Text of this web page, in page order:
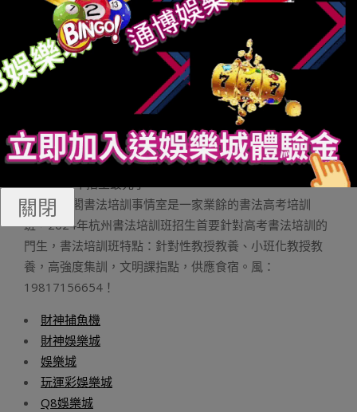
長傳鍵：激起射門操作，射門的弧線比較高，按住的
時間長短，決定射門力量的若干。L1鍵：下降射出足球的
高度。R2鍵：提高射出足球的高度。
戍守球員堅持肯定間隔，望著AI在那里扭啊扭啊，就
像AI 中后衛盯防你那樣。若是你還有空閑，可以思量按RB
招呼減弱版基友來騷擾AI。
廣而告之
杭州書法高考培訓班2023年招生最百家樂機率先了20百家
樂技巧23年招生最先了
杭州看崖閣書法培訓事情室是一家業餘的書法高考培訓
班，2024年杭州書法培訓班招生首要針對高考書法培訓的
門生，書法培訓班特點：針對性教授教養、小班化教授教
養，高強度集訓，文明課指點，供應食宿。風：
19817156654！
財神捕魚機
財神娛樂城
娛樂城
玩運彩娛樂城
Q8娛樂城
關閉